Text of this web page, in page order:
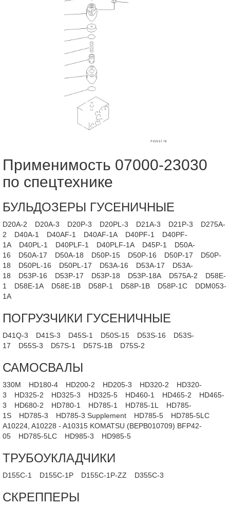
Применимость 07000-23030
по спецтехнике
БУЛЬДОЗЕРЫ ГУСЕНИЧНЫЕ
D20A-2 D20A-3 D20P-3 D20PL-3 D21A-3 D21P-3
D275A-
2
D40A-1 D40AF-1 D40AF-1A D40PF-1
D40PF-
1A
D40PL-1 D40PLF-1 D40PLF-1A D45P-1
D50A-
16
D50A-17 D50A-18 D50P-15 D50P-16 D50P-17
D50P-
18
D50PL-16 D50PL-17 D53A-16 D53A-17
D53A-
18
D53P-16 D53P-17 D53P-18 D53P-18A D575A-2
D58E-
1
D58E-1A D58E-1B D58P-1 D58P-1B D58P-1C
DDM053-
1A
ПОГРУЗЧИКИ ГУСЕНИЧНЫЕ
D41Q-3 D41S-3 D45S-1 D50S-15 D53S-16
D53S-
17
D55S-3 D57S-1 D57S-1B D75S-2
САМОСВАЛЫ
330M HD180-4 HD200-2 HD205-3 HD320-2
HD320-
3
HD325-2 HD325-3 HD325-5 HD460-1 HD465-2
HD465-
3
HD680-2 HD780-1 HD785-1 HD785-1L
HD785-
1S
HD785-3 HD785-3 Supplement HD785-5
HD785-5LC
A10224, A10228 - A10315 KOMATSU (BEPB010709) BFP42-
05
HD785-5LC HD985-3 HD985-5
ТРУБОУКЛАДЧИКИ
D155C-1 D155C-1P D155C-1P-ZZ D355C-3
СКРЕППЕРЫ